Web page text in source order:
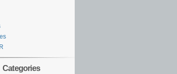
Categories